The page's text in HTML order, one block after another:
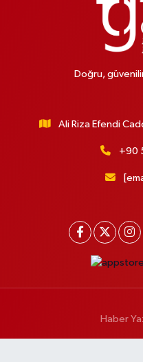
Doğru,
Ali Riza Efendi
+90
Haber